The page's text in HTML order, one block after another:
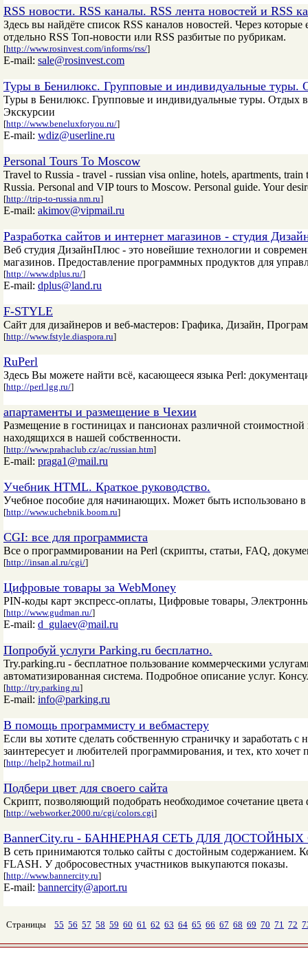
RSS новости. RSS каналы. RSS лента новостей и RSS
Здесь вы найдёте список RSS каналов новостей. Через
отдельно RSS Топ-новости или RSS разбитые по рубрикам.
[http://www.rosinvest.com/informs/rss/]
E-mail: sale@rosinvest.com
Туры в Бенилюкс. Групповые и индивидуальные туры.
Туры в Бенилюкс. Групповые и индивидуальные туры. Отдых
Экскурсии
[http://www.beneluxforyou.ru/]
E-mail: wdiz@userline.ru
Personal Tours To Moscow
Travel to Russia - travel - russian visa online, hotels, apartments,
Russia. Personal and VIP tours to Moscow. Personal guide. Your
[http://trip-to-russia.nm.ru]
E-mail: akimov@vipmail.ru
Разработка сайтов и интернет магазинов - студия
Веб студия ДизайнПлюс - это новейшие технологии и
магазинов. Предоставление программных продуктов для
[http://www.dplus.ru/]
E-mail: dplus@land.ru
F-STYLE
Сайт для дизайнеров и веб-мастеров: Графика, Дизайн,
[http://www.fstyle.diaspora.ru]
RuPerl
Здесь Вы можете найти всё, касающееся языка Perl:
[http://perl.lgg.ru/]
апартаменты и размещение в Чехии
Размещение в гостиницах и пансионах различной
находящихся в нашей собственности.
[http://www.prahaclub.cz/ac/russian.htm]
E-mail: praga1@mail.ru
Учебник HTML. Краткое руководство.
Учебное пособие для начинающих. Может быть использовано в
[http://www.uchebnik.boom.ru]
CGI: все для программиста
Все о программировании на Perl (скрипты, статьи, FAQ,
[http://insan.al.ru/cgi/]
Цифровые товары за WebMoney
PIN-коды карт экспресс-оплаты, Цифровые товары,
[http://www.gudman.ru/]
E-mail: d_gulaev@mail.ru
Попробуй услуги Parking.ru бесплатно.
Try.parking.ru - бесплатное пользование коммерческими
автоматизированная система. Подробное описание услуг.
[http://try.parking.ru]
E-mail: info@parking.ru
В помощь программисту и вебмастеру
Если вы хотите сделать собственную страничку и
заинтересует и любителей программирования, и тех, кто хочет
[http://help2.hotmail.ru]
Подбери цвет для своего сайта
Скрипт, позволяющий подобрать необходимое сочетание цвета
[http://webworker.2000.ru/cgi/colors.cgi]
BannerCity.ru - БАННЕРНАЯ СЕТЬ ДЛЯ
В сеть принимаются только сайты с достойным содержанием.
FLASH. У добросовестных участников выкупаются показы.
[http://www.bannercity.ru]
E-mail: bannercity@aport.ru
Страницы 55 56 57 58 59 60 61 62 63 64 65 66 67 68 69 70 71 72